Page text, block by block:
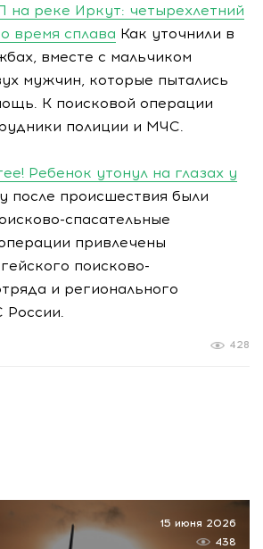
на реке Иркут: четырехлетний
время сплава Как уточнили в
вместе с мальчиком
мужчин, которые пытались
К поисковой операции
полиции и МЧС.
Ребенок утонул на глазах у
после происшествия были
спасательные
привлечены
поисково-
и регионального
России.
428
15 июня 2026
438